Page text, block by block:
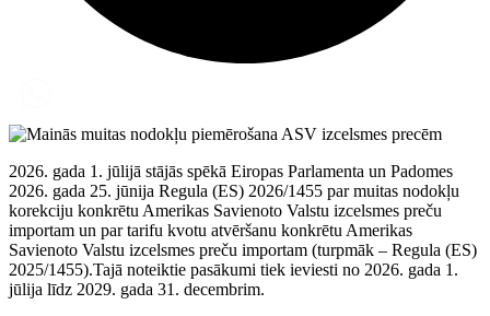
2026. gada 1. jūlijā stājās spēkā Eiropas Parlamenta un Padomes
2026. gada 25. jūnija Regula (ES) 2026/1455 par muitas nodokļu
korekciju konkrētu Amerikas Savienoto Valstu izcelsmes preču
importam un par tarifu kvotu atvēršanu konkrētu Amerikas
Savienoto Valstu izcelsmes preču importam (turpmāk – Regula (ES)
2025/1455).Tajā noteiktie pasākumi tiek ieviesti no 2026. gada 1.
jūlija līdz 2029. gada 31. decembrim.